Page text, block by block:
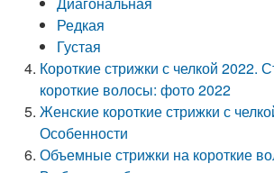
Редкая
Густая
Короткие стрижки с челкой 2022.
короткие волосы: фото 2022
Женские короткие стрижки с
Особенности
Объемные стрижки на короткие